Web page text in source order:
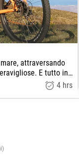
attraversando
E tutto in
4 hrs